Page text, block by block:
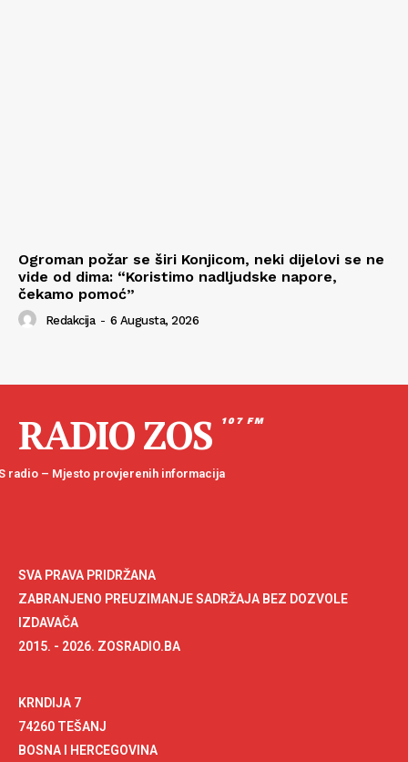
Ogroman požar se širi Konjicom, neki dijelovi se ne
vide od dima: “Koristimo nadljudske napore,
čekamo pomoć”
Redakcija - 6 Augusta, 2026
RADIO ZOS 107 FM
radio – Mjesto provjerenih informacija
SVA PRAVA PRIDRŽANA
ZABRANJENO PREUZIMANJE SADRŽAJA BEZ DOZVOLE
IZDAVAČA
2015. - 2026. ZOSRADIO.BA
KRNDIJA 7
74260 TEŠANJ
BOSNA I HERCEGOVINA